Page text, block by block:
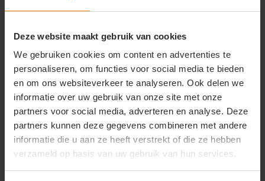
Deze website maakt gebruik van cookies
We gebruiken cookies om content en advertenties te
personaliseren, om functies voor social media te bieden
en om ons websiteverkeer te analyseren. Ook delen we
informatie over uw gebruik van onze site met onze
partners voor social media, adverteren en analyse. Deze
partners kunnen deze gegevens combineren met andere
informatie die u aan ze heeft verstrekt of die ze hebben
verzameld op basis van uw gebruik van hun services.
Vragen? Neem contact
op met onze
klantenservice
call +31(0)418 511 972
mail info@jobopromotions.nl
store Bezoek onze showroom: